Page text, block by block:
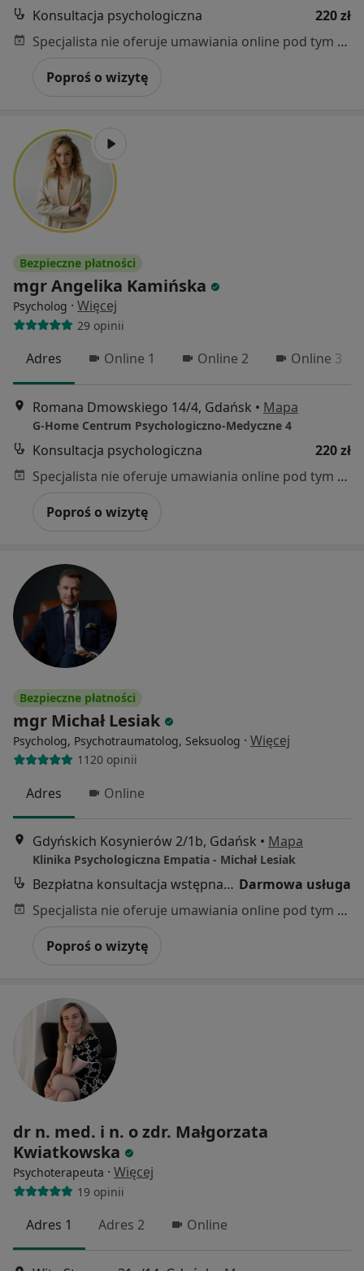
Konsultacja psychologiczna
220 zł
Specjalista nie oferuje umawiania online pod tym adresem.
Poproś o wizytę
Bezpieczne płatności
mgr Angelika Kamińska
Psycholog · Więcej
29 opinii
Adres Online 1 Online 2 Online 3
Romana Dmowskiego 14/4, Gdańsk • Mapa
G-Home Centrum Psychologiczno-Medyczne 4
Konsultacja psychologiczna
220 zł
Specjalista nie oferuje umawiania online pod tym adresem.
Poproś o wizytę
Bezpieczne płatności
mgr Michał Lesiak
Psycholog, Psychotraumatolog, Seksuolog · Więcej
1120 opinii
Adres Online
Gdyńskich Kosynierów 2/1b, Gdańsk • Mapa
Klinika Psychologiczna Empatia - Michał Lesiak
Bezpłatna konsultacja wstępna - telefoniczna Darmowa usługa
Specjalista nie oferuje umawiania online pod tym adresem.
Poproś o wizytę
dr n. med. i n. o zdr. Małgorzata
Kwiatkowska
Psychoterapeuta · Więcej
19 opinii
Adres 1 Adres 2 Online